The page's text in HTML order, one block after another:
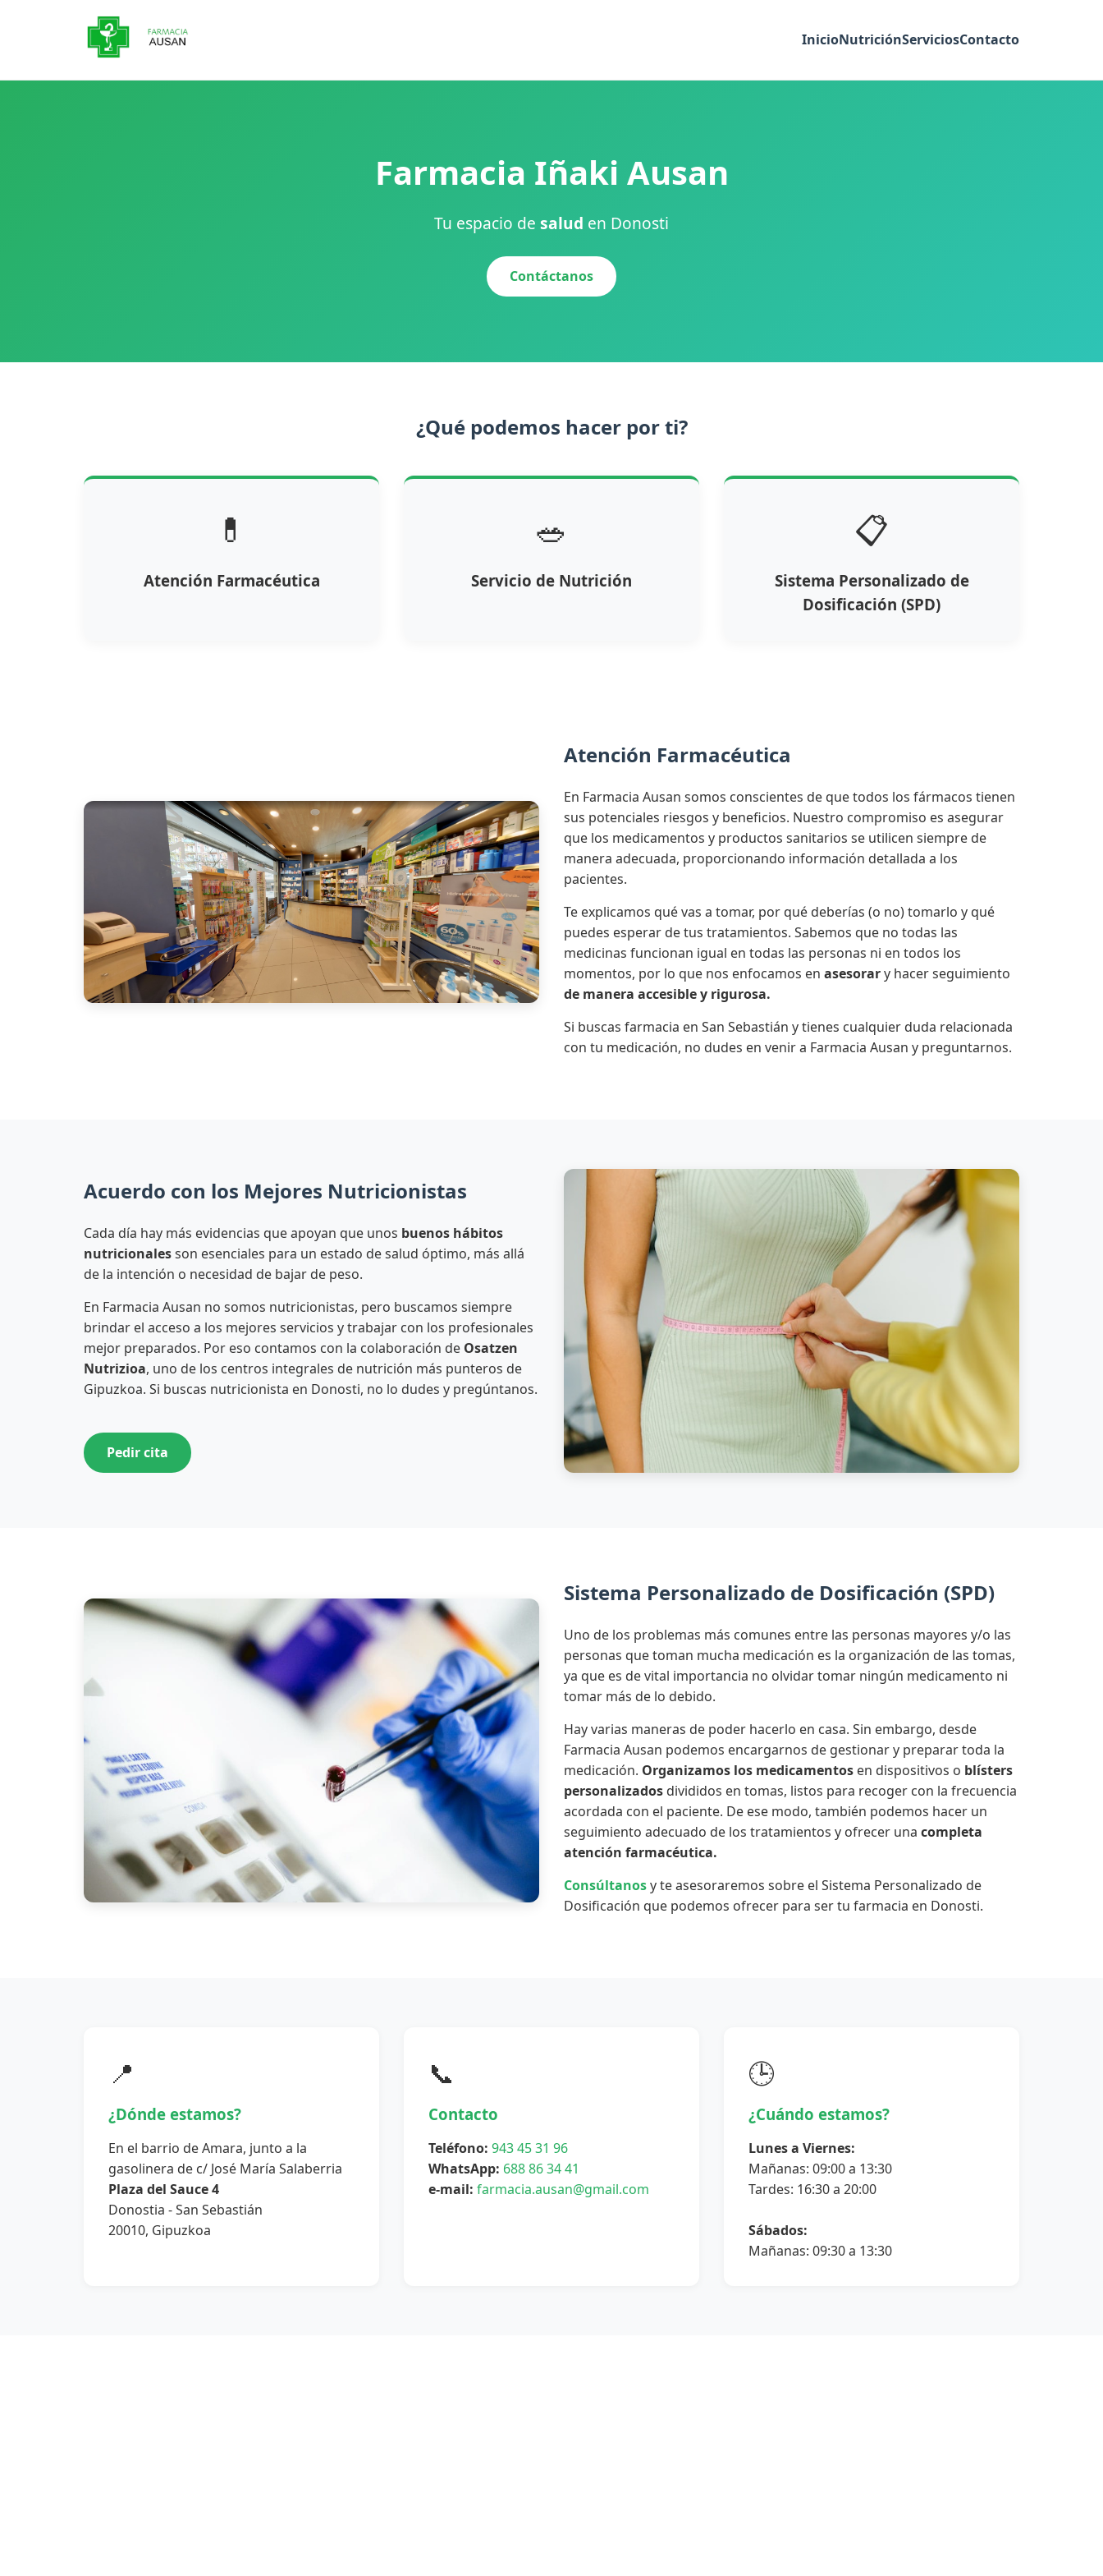
InicioNutriciónServiciosContacto
Farmacia Iñaki Ausan
Tu espacio de salud en Donosti
Contáctanos
¿Qué podemos hacer por ti?
💊
Atención Farmacéutica
🥗
Servicio de Nutrición
📋
Sistema Personalizado de
Dosificación (SPD)
Atención Farmacéutica
En Farmacia Ausan somos conscientes de que todos los fármacos tienen
sus potenciales riesgos y beneficios. Nuestro compromiso es asegurar
que los medicamentos y productos sanitarios se utilicen siempre de
manera adecuada, proporcionando información detallada a los
pacientes.
Te explicamos qué vas a tomar, por qué deberías (o no) tomarlo y qué
puedes esperar de tus tratamientos. Sabemos que no todas las
medicinas funcionan igual en todas las personas ni en todos los
momentos, por lo que nos enfocamos en asesorary hacer seguimiento
de manera accesible y rigurosa.
Si buscas farmacia en San Sebastián y tienes cualquier duda relacionada
con tu medicación, no dudes en venir a Farmacia Ausan y preguntarnos.
Acuerdo con los Mejores Nutricionistas
Cada día hay más evidencias que apoyan que unos buenos hábitos
nutricionalesson esenciales para un estado de salud óptimo, más allá
de la intención o necesidad de bajar de peso.
En Farmacia Ausan no somos nutricionistas, pero buscamos siempre
brindar el acceso a los mejores servicios y trabajar con los profesionales
mejor preparados. Por eso contamos con la colaboración de Osatzen
Nutrizioa, uno de los centros integrales de nutrición más punteros de
Gipuzkoa. Si buscas nutricionista en Donosti, no lo dudes y pregúntanos.
Pedir cita
Sistema Personalizado de Dosificación (SPD)
Uno de los problemas más comunes entre las personas mayores y/o las
personas que toman mucha medicación es la organización de las tomas,
ya que es de vital importancia no olvidar tomar ningún medicamento ni
tomar más de lo debido.
Hay varias maneras de poder hacerlo en casa. Sin embargo, desde
Farmacia Ausan podemos encargarnos de gestionar y preparar toda la
medicación. Organizamos los medicamentos en dispositivos o blísters
personalizados divididos en tomas, listos para recoger con la frecuencia
acordada con el paciente. De ese modo, también podemos hacer un
seguimiento adecuado de los tratamientos y ofrecer una completa
atención farmacéutica.
Consúltanosy te asesoraremos sobre el Sistema Personalizado de
Dosificación que podemos ofrecer para ser tu farmacia en Donosti.
📍
¿Dónde estamos?
En el barrio de Amara, junto a la
gasolinera de c/ José María Salaberria
Plaza del Sauce 4
Donostia - San Sebastián
20010, Gipuzkoa
📞
Contacto
Teléfono: 943 45 31 96
WhatsApp: 688 86 34 41
e-mail: farmacia.ausan@gmail.com
🕒
¿Cuándo estamos?
Lunes a Viernes:
Mañanas: 09:00 a 13:30
Tardes: 16:30 a 20:00
Sábados:
Mañanas: 09:30 a 13:30